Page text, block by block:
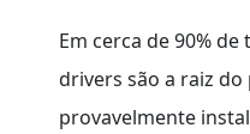
Em cerca de 90%
drivers são a raiz do
provavelmente